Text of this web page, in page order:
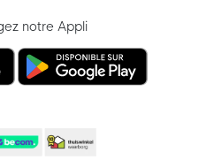
notre Appli